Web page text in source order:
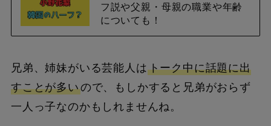
フ説や父親・母親の職業や年齢
についても！
兄弟、姉妹がいる芸能人はトーク中に話題に出
すことが多いので、もしかすると兄弟がおらず
一人っ子なのかもしれませんね。